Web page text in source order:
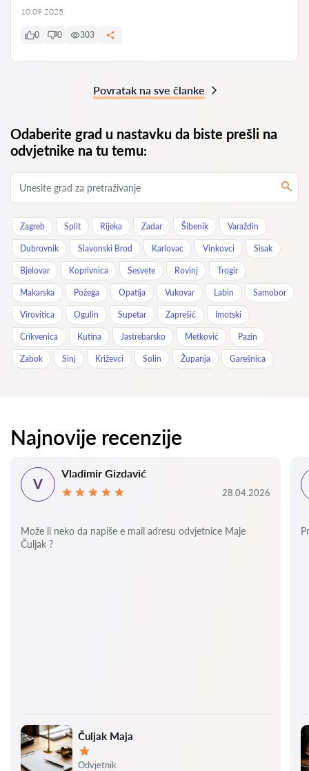
10.09.2025
0 0 303
Povratak na sve članke
Odaberite grad u nastavku da biste prešli na
odvjetnike na tu temu:
Zagreb Split Rijeka Zadar Šibenik Varaždin
Dubrovnik Slavonski Brod Karlovac Vinkovci Sisak
Bjelovar Koprivnica Sesvete Rovinj Trogir
Makarska Požega Opatija Vukovar Labin Samobor
Virovitica Ogulin Supetar Zaprešić Imotski
Crikvenica Kutina Jastrebarsko Metković Pazin
Zabok Sinj Križevci Solin Županja Garešnica
Najnovije recenzije
Čuljak Maja
Ocjena:
Odvjetnik
V
Vladimir Gizdavić
28.04.2026
Može li neko da napiše e mail adresu odvjetnice Maje
Čuljak ?